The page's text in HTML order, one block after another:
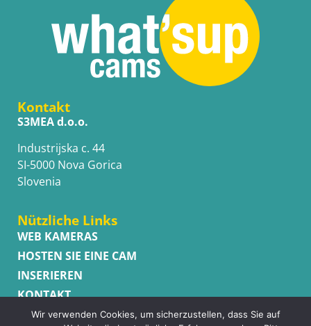
Kontakt
SI-5000 Nova Gorica
Slovenia
Nützliche Links
WEB KAMERAS
INSERIEREN
KONTAKT
Abonnieren
Wir verwenden Cookies, um sicherzustellen, dass Sie auf